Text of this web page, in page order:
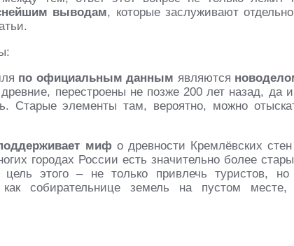
выводам, которые заслуживают
по официальным данным являются
перестроены не позже 200 лет назад, да
Старые элементы там, вероятно, можно
мифо древности Кремлёвских
городах России есть значительно более
этого – не только привлечь туристов,
собирательнице земель на пустом месте,